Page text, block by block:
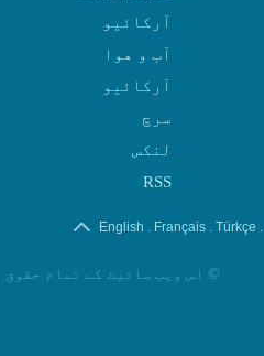
آرکائیو
آب و هوا
سرچ
لنکس
RSS
.
Türkçe
.
Français
.
English
© اس ویب سائیٹ کے تمام